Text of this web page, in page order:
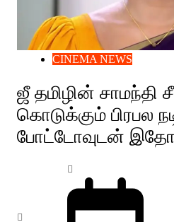
CINEMA NEWS
ஜீ தமிழின் சாமந்தி
கொடுக்கும் பிரபல
போட்டோவுடன் இதோ